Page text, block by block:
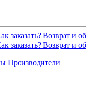
заказать? Возврат и
заказать? Возврат и
Производители